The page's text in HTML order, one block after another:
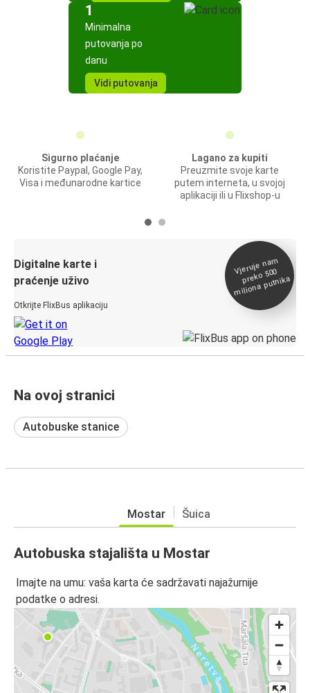
1
Minimalna
putovanja po
danu
Vidi putovanja
Sigurno plaćanje
Koristite Paypal, Google Pay,
Visa i međunarodne kartice
Lagano za kupiti
Preuzmite svoje karte
putem interneta, u svojoj
aplikaciji ili u Flixshop-u
Digitalne karte i
praćenje uživo
Otkrijte FlixBus aplikaciju
Vjeruje na
m
preko 500
miliona putnika
Na ovoj stranici
Autobuske stanice
Mostar Šuica
Autobuska stajališta u Mostar
Imajte na umu: vaša karta će sadržavati najažurnije
podatke o adresi.